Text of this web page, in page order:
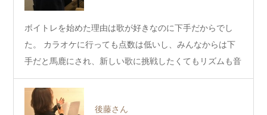
ボイトレを始めた理由は歌が好きなのに下手だからでし
た。 カラオケに行っても点数は低いし、みんなからは下
手だと馬鹿にされ、新しい歌に挑戦したくてもリズムも音
程も…
後藤さん